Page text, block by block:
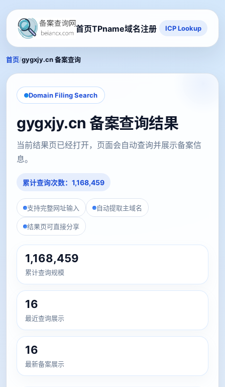
首页TPname域名注册 ICP Lookup
首页/gygxjy.cn 备案查询
Domain Filing Search
gygxjy.cn 备案查询结果
当前结果页已经打开，页面会自动查询并展示备案信
息。
累计查询次数：1,168,459
支持完整网址输入 自动提取主域名
结果页可直接分享
1,168,459
累计查询规模
16
最近查询展示
16
最新备案展示